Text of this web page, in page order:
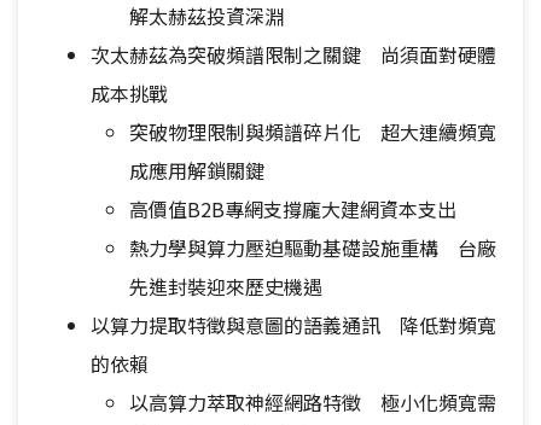
解太赫茲投資深淵
次太赫茲為突破頻譜限制之關鍵 尚須面對硬體
成本挑戰
突破物理限制與頻譜碎片化 超大連續頻寬
成應用解鎖關鍵
高價值B2B專網支撐龐大建網資本支出
熱力學與算力壓迫驅動基礎設施重構 台廠
先進封裝迎來歷史機遇
以算力提取特徵與意圖的語義通訊 降低對頻寬
的依賴
以高算力萃取神經網路特徵 極小化頻寬需